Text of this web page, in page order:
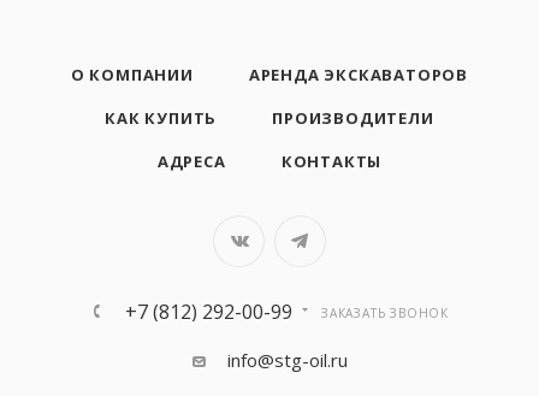
О КОМПАНИИ
АРЕНДА ЭКСКАВАТОРОВ
КАК КУПИТЬ
ПРОИЗВОДИТЕЛИ
АДРЕСА
КОНТАКТЫ
+7 (812) 292-00-99 ЗАКАЗАТЬ ЗВОНОК
info@stg-oil.ru